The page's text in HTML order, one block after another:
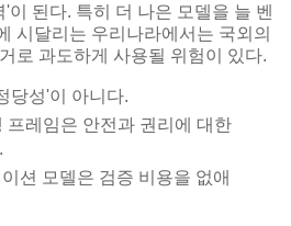
이 된다. 특히 더 나은 모델을 늘 벤
시달리는 우리나라에서는 국외의
로 과도하게 사용될 위험이 있다.
당성'이 아니다.
프레임은 안전과 권리에 대한
션 모델은 검증 비용을 없애